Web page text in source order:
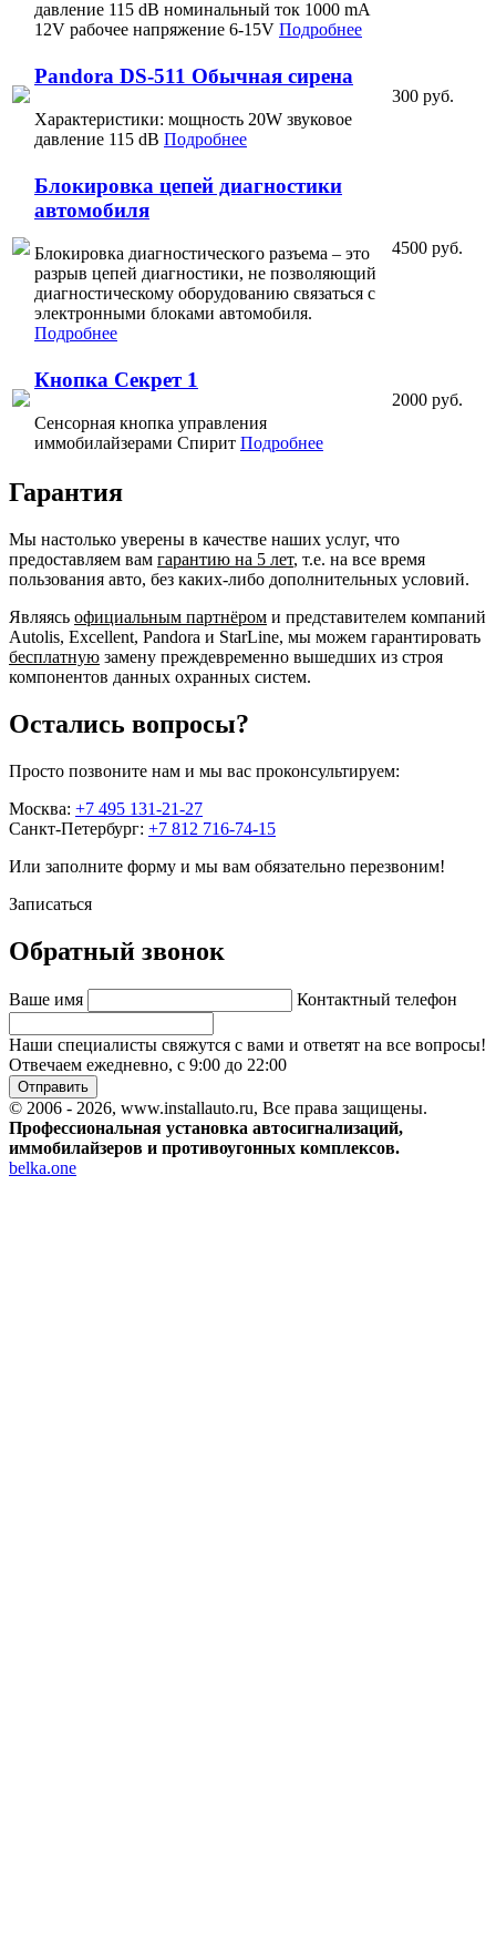
давление 115 dB номинальный ток 1000 mA
12V рабочее напряжение 6-15V Подробнее
Pandora DS-511 Обычная сирена
Характеристики: мощность 20W звуковое
давление 115 dB Подробнее
300 руб.
Блокировка цепей диагностики
автомобиля
Блокировка диагностического разъема – это
разрыв цепей диагностики, не позволяющий
диагностическому оборудованию связаться с
электронными блоками автомобиля.
Подробнее
4500 руб.
Кнопка Секрет 1
Сенсорная кнопка управления
иммобилайзерами Спирит Подробнее
2000 руб.
Гарантия
Мы настолько уверены в качестве наших услуг, что
предоставляем вам гарантию на 5 лет, т.е. на все время
пользования авто, без каких-либо дополнительных условий.
Являясь официальным партнёром и представителем компаний
Autolis, Excellent, Pandora и StarLine, мы можем гарантировать
бесплатную замену преждевременно вышедших из строя
компонентов данных охранных систем.
Остались вопросы?
Просто позвоните нам и мы вас проконсультируем:
Москва: +7 495 131-21-27
Санкт-Петербург: +7 812 716-74-15
Или заполните форму и мы вам обязательно перезвоним!
Записаться
Обратный звонок
Ваше имя Контактный телефон
Наши специалисты свяжутся с вами и ответят на все вопросы!
Отвечаем ежедневно, с 9:00 до 22:00
Отправить
© 2006 - 2026, www.installauto.ru, Все права защищены.
Профессиональная установка автосигнализаций,
иммобилайзеров и противоугонных комплексов.
belka.one